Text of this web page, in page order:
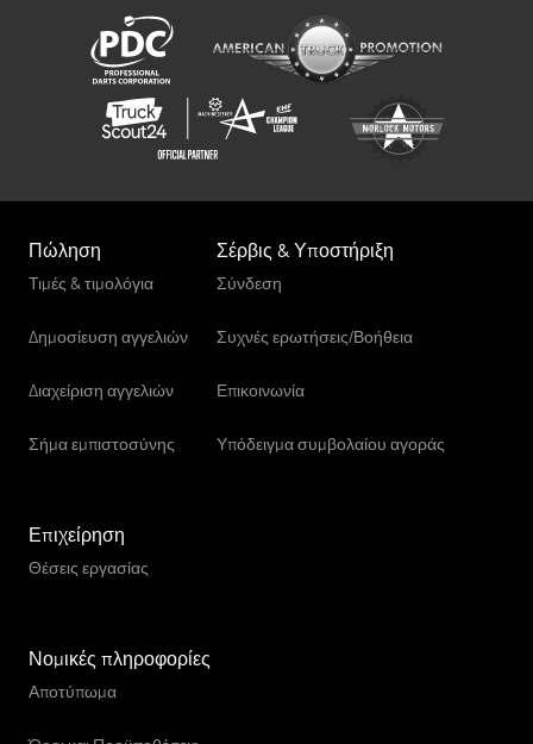
Πώληση
Τιμές & τιμολόγια
Δημοσίευση αγγελιών
Διαχείριση αγγελιών
Σήμα εμπιστοσύνης
Σέρβις & Υποστήριξη
Σύνδεση
Συχνές ερωτήσεις/Βοήθεια
Επικοινωνία
Υπόδειγμα συμβολαίου αγοράς
Επιχείρηση
Θέσεις εργασίας
Νομικές πληροφορίες
Αποτύπωμα